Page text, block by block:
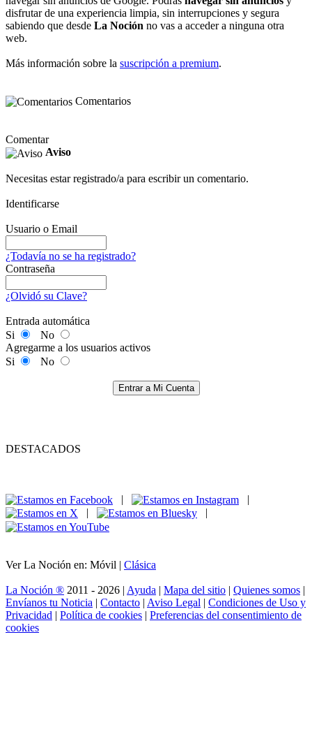
disfrutar de una experiencia limpia, sin interrupciones y segura
sabiendo que desde La Noción no vas a acceder a ninguna otra
web.
Más información sobre la suscripción a premium.
Comentarios
Comentar
Aviso
Necesitas estar registrado/a para escribir un comentario.
Identificarse
Usuario o Email
¿Todavía no se ha registrado?
Contraseña
¿Olvidó su Clave?
Entrada automática
Si
No
Agregarme a los usuarios activos
Si
No
Entrar a Mi Cuenta
DESTACADOS
|
|
|
|
Ver La Noción en: Móvil | Clásica
La Noción ® 2011 - 2026 | Ayuda | Mapa del sitio | Quienes somos |
Envíanos tu Noticia | Contacto | Aviso Legal | Condiciones de Uso y
Privacidad | Política de cookies | Preferencias del consentimiento de
cookies